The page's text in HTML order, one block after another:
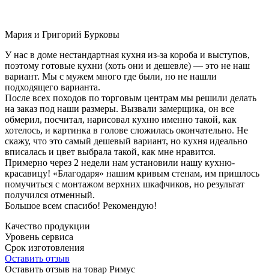
Мария и Григорий Бурковы
У нас в доме нестандартная кухня из-за короба и выступов,
поэтому готовые кухни (хоть они и дешевле) — это не наш
вариант. Мы с мужем много где были, но не нашли
подходящего варианта.
После всех походов по торговым центрам мы решили делать
на заказ под наши размеры. Вызвали замерщика, он все
обмерил, посчитал, нарисовал кухню именно такой, как
хотелось, и картинка в голове сложилась окончательно. Не
скажу, что это самый дешевый вариант, но кухня идеально
вписалась и цвет выбрала такой, как мне нравится.
Примерно через 2 недели нам установили нашу кухню-
красавицу! «Благодаря» нашим кривым стенам, им пришлось
помучиться с монтажом верхних шкафчиков, но результат
получился отменный.
Большое всем спасибо! Рекомендую!
Качество продукции
Уровень сервиса
Срок изготовления
Оставить отзыв
Оставить отзыв на товар Римус